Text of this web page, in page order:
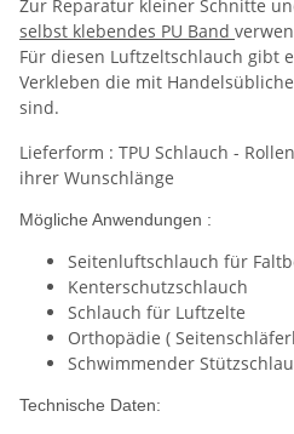
Zur Reparatur kleiner Schnitte
selbst klebendes PU Band
Für diesen Luftzeltschlauch gibt
Verkleben die mit
sind.
Lieferform : TPU Schlauch -
ihrer Wunschlänge
Mögliche Anwendungen :
Seitenluftschlauch für
Kenterschutzschlauch
Schlauch für Luftzelte
Orthopädie (
Schwimmender
Technische Daten: